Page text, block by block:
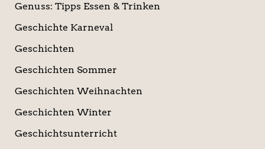
Genuss: Tipps Essen & Trinken
Geschichte Karneval
Geschichten
Geschichten Sommer
Geschichten Weihnachten
Geschichten Winter
Geschichtsunterricht